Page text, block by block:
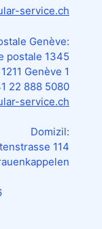
service.ch
Genève:
postale 1345
1211 Genève 1
22 888 5080
service.ch
Domizil:
114